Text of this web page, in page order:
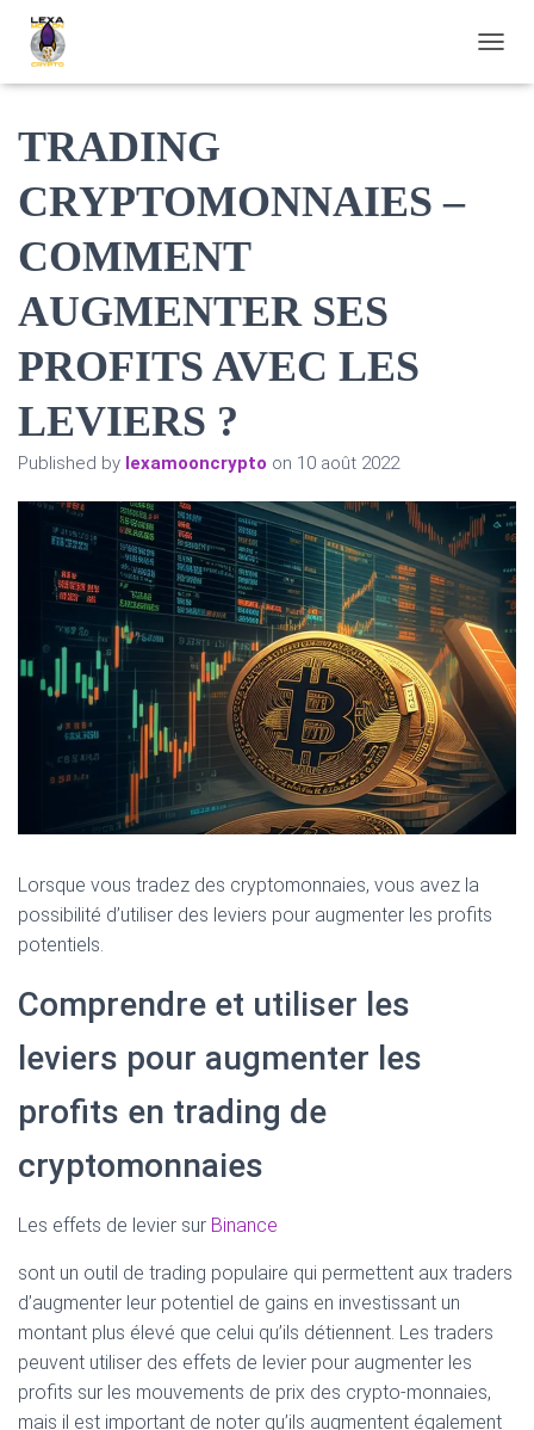
TRADING
CRYPTOMONNAIES –
COMMENT
AUGMENTER SES
PROFITS AVEC LES
LEVIERS ?
Published by lexamooncrypto on 10 août 2022
Lorsque vous tradez des cryptomonnaies, vous avez la
possibilité d’utiliser des leviers pour augmenter les profits
potentiels.
Comprendre et utiliser les
leviers pour augmenter les
profits en trading de
cryptomonnaies
Les effets de levier sur Binance
sont un outil de trading populaire qui permettent aux traders
d’augmenter leur potentiel de gains en investissant un
montant plus élevé que celui qu’ils détiennent. Les traders
peuvent utiliser des effets de levier pour augmenter les
profits sur les mouvements de prix des crypto-monnaies,
mais il est important de noter qu’ils augmentent également